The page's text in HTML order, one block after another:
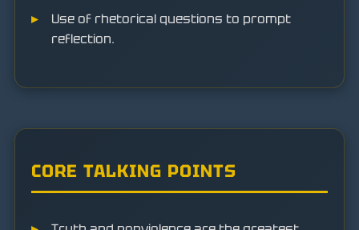
Use of rhetorical questions to prompt
reflection.
CORE TALKING POINTS